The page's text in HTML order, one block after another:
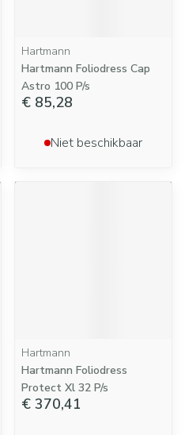
Hartmann
Hartmann Foliodress Cap
Astro 100 P/s
€ 85,28
Niet beschikbaar
Hartmann
Hartmann Foliodress
Protect Xl 32 P/s
€ 370,41